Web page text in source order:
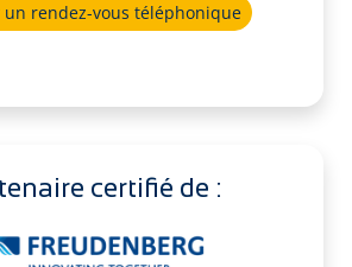
un rendez-vous téléphonique
certifié de :